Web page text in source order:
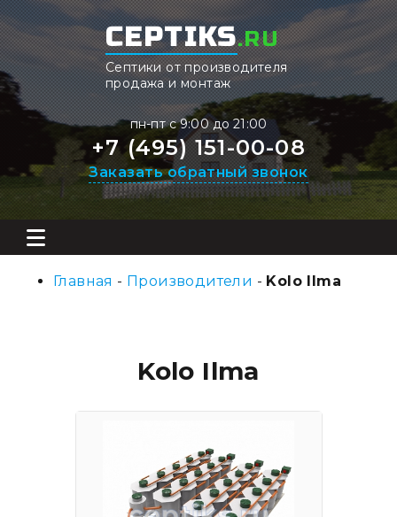
CEPTIKS.RU
Септики от производителя
продажа и монтаж
пн-пт с 9:00 до 21:00
+7 (495) 151-00-08
Заказать обратный звонок
Главная - Производители - Kolo Ilma
Kolo Ilma